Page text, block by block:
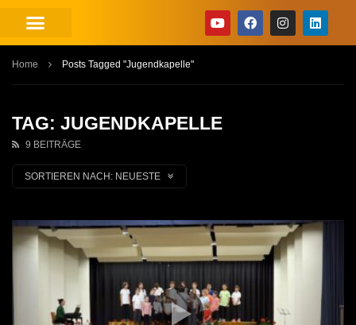
Home Posts Tagged "Jugendkapelle"
TAG: JUGENDKAPELLE
9 BEITRÄGE
SORTIEREN NACH: NEUESTE